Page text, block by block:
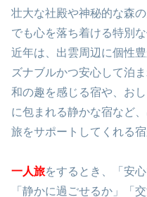
壮大な社殿や神秘的な森
でも心を落ち着ける特別な
近年は、出雲周辺に個性
ズナブルかつ安心して泊
和の趣を感じる宿や、お
に包まれる静かな宿など
旅をサポートしてくれる宿
一人旅をするとき、「安
「静かに過ごせるか」「